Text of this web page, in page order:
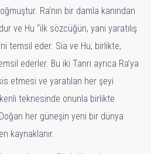
Ra’nın bir damla kanından
ve Hu “ilk sözcüğün, yani yaratılış
temsil eder. Sia ve Hu, birlikte,
ederler. Bu iki Tanrı ayrıca Ra’ya
etmesi ve yaratılan her şeyi
teknesinde onunla birlikte
her güneşin yeni bir dünya
kaynaklanır.